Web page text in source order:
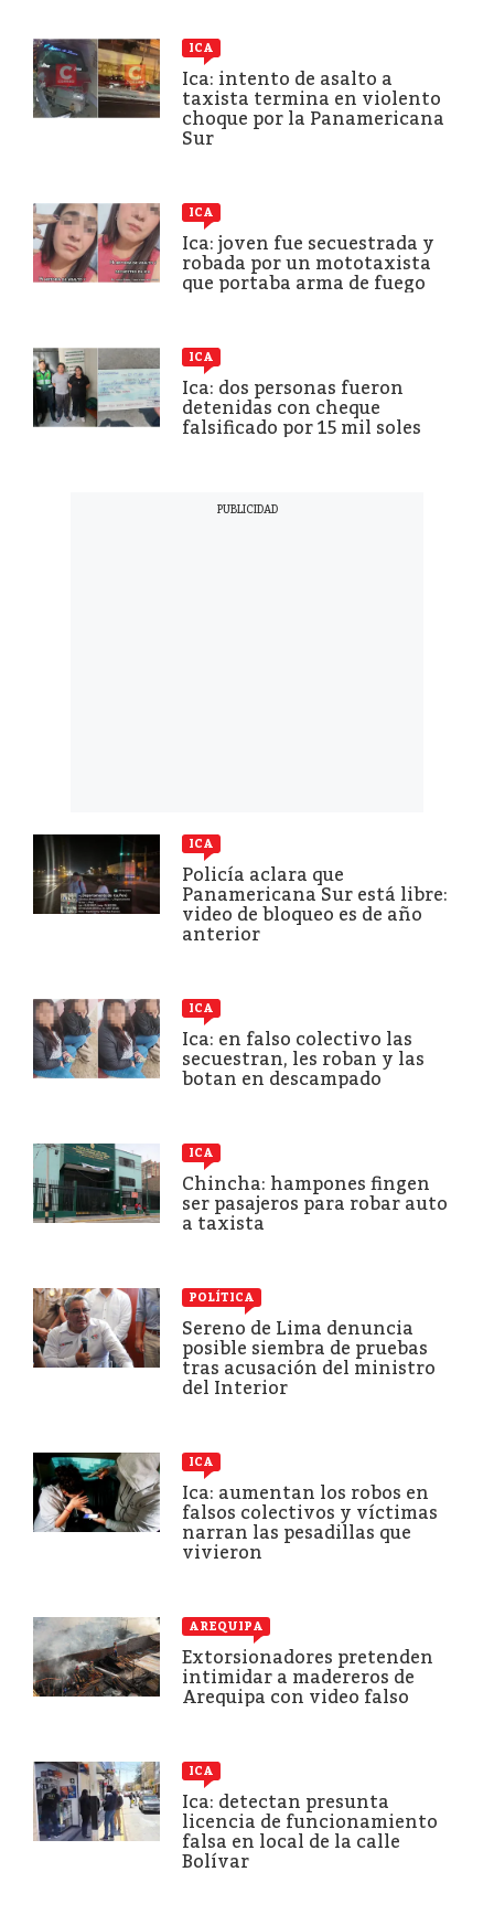
ICA
Ica: intento de asalto a
taxista termina en violento
choque por la Panamericana
Sur
ICA
Ica: joven fue secuestrada y
robada por un mototaxista
que portaba arma de fuego
ICA
Ica: dos personas fueron
detenidas con cheque
falsificado por 15 mil soles
ICA
Policía aclara que
Panamericana Sur está libre:
video de bloqueo es de año
anterior
ICA
Ica: en falso colectivo las
secuestran, les roban y las
botan en descampado
ICA
Chincha: hampones fingen
ser pasajeros para robar auto
a taxista
POLÍTICA
Sereno de Lima denuncia
posible siembra de pruebas
tras acusación del ministro
del Interior
ICA
Ica: aumentan los robos en
falsos colectivos y víctimas
narran las pesadillas que
vivieron
AREQUIPA
Extorsionadores pretenden
intimidar a madereros de
Arequipa con video falso
ICA
Ica: detectan presunta
licencia de funcionamiento
falsa en local de la calle
Bolívar